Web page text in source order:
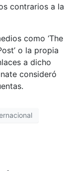
contrarios a la
como ‘The
o la propia
a dicho
consideró